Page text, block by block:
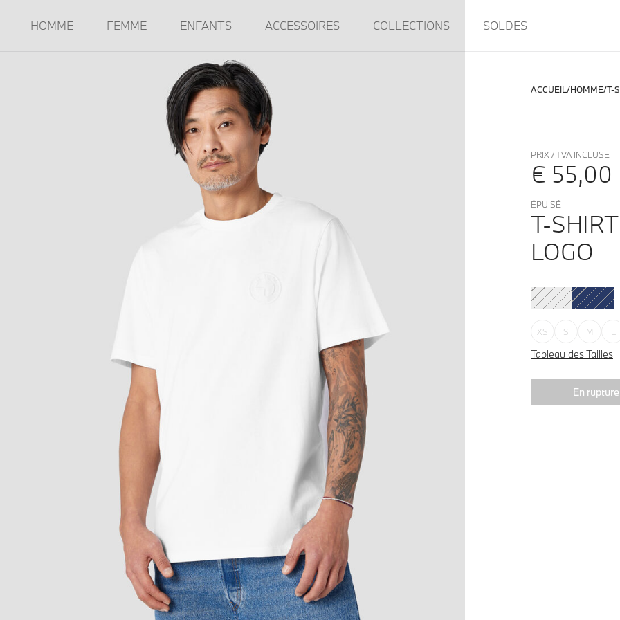
HOMME FEMME ENFANTS ACCESSOIRES COLLECTIONS SOLDES
ACCUEIL HOMME T-
PRIX / TVA INCLUSE
€ 55,00
ÉPUISÉ
T-
LOGO
XS S M L
Tableau des Tailles
En